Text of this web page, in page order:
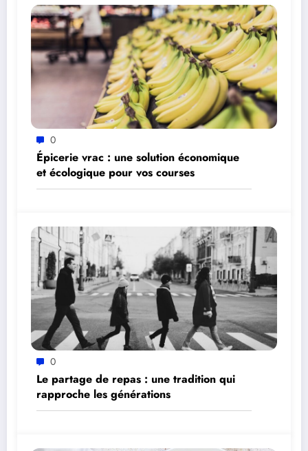
0
Épicerie vrac : une solution économique
et écologique pour vos courses
0
Le partage de repas : une tradition qui
rapproche les générations